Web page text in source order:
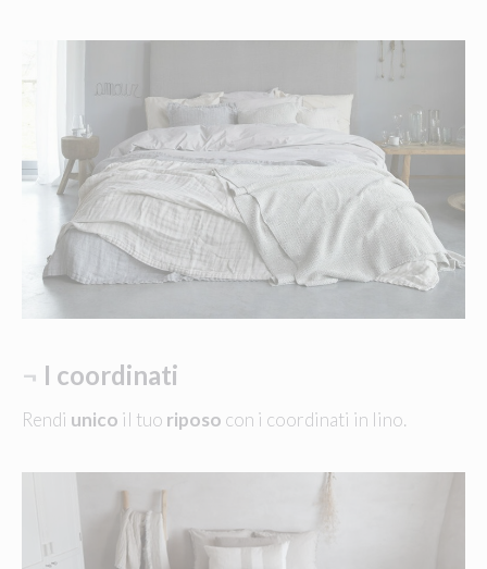
¬ I coordinati
Rendi unico il tuo riposo con i coordinati in lino.